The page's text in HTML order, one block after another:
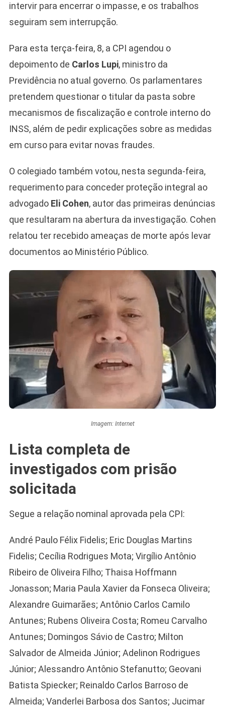
intervir para encerrar o impasse, e os trabalhos
seguiram sem interrupção.
Para esta terça-feira, 8, a CPI agendou o
depoimento de Carlos Lupi, ministro da
Previdência no atual governo. Os parlamentares
pretendem questionar o titular da pasta sobre
mecanismos de fiscalização e controle interno do
INSS, além de pedir explicações sobre as medidas
em curso para evitar novas fraudes.
O colegiado também votou, nesta segunda-feira,
requerimento para conceder proteção integral ao
advogado Eli Cohen, autor das primeiras denúncias
que resultaram na abertura da investigação. Co­hen
relatou ter recebido ameaças de morte após levar
documentos ao Ministério Público.
Imagem: Internet
Lista completa de
investigados com prisão
solicitada
Segue a relação nominal aprovada pela CPI:
André Paulo Félix Fidelis; Eric Douglas Martins
Fidelis; Cecília Rodrigues Mota; Virgílio Antônio
Ribeiro de Oliveira Filho; Thaisa Hoffmann
Jonasson; Maria Paula Xavier da Fonseca Oliveira;
Alexandre Guimarães; Antônio Carlos Camilo
Antunes; Rubens Oliveira Costa; Romeu Carvalho
Antunes; Domingos Sávio de Castro; Milton
Salvador de Almeida Júnior; Adelinon Rodrigues
Júnior; Alessandro Antônio Stefanutto; Geovani
Batista Spiecker; Reinaldo Carlos Barroso de
Almeida; Vanderlei Barbosa dos Santos; Jucimar